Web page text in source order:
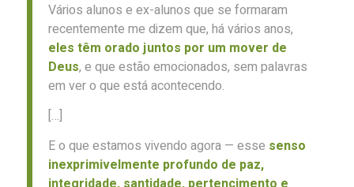
Vários alunos e ex-alunos que se formaram
recentemente me dizem que, há vários anos,
eles têm orado juntos por um mover de
Deus, e que estão emocionados, sem palavras
em ver o que está acontecendo.
[…]
E o que estamos vivendo agora — esse senso
inexprimivelmente profundo de paz,